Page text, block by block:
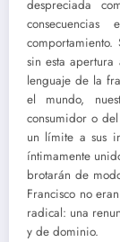
despreciada
sin esta
lenguaje de la
el mundo,
consumidor o
un límite a sus
íntimamente
brotarán de
Francisco no
radical: una
y de dominio.